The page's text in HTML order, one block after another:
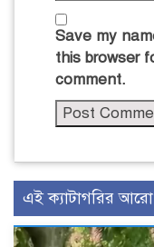
Save my
this browser
comment.
এই ক্যাটাগরির